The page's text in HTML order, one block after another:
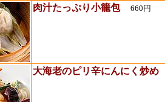
肉汁たっぷり小籠包 660円
大海老のピリ辛にんにく炒め